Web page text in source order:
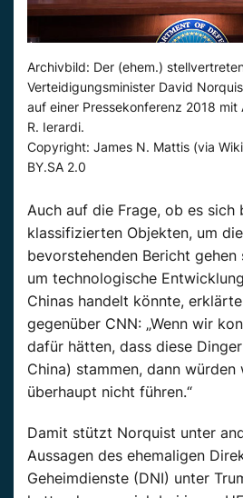
Archivbild: Der (ehem.)
Verteidigungsminister David
auf einer Pressekonferenz 2018 mit
R. Ierardi.
Copyright: James N. Mattis (via
BY.SA 2.0
Auch auf die Frage, ob es sich
klassifizierten Objekten, um
bevorstehenden Bericht gehen
um technologische
Chinas handelt könnte, erklärte
gegenüber CNN: „Wenn wir
dafür hätten, dass diese
China) stammen, dann würden
überhaupt nicht führen.“
Damit stützt Norquist unter
Aussagen des ehemaligen
Geheimdienste (DNI) unter